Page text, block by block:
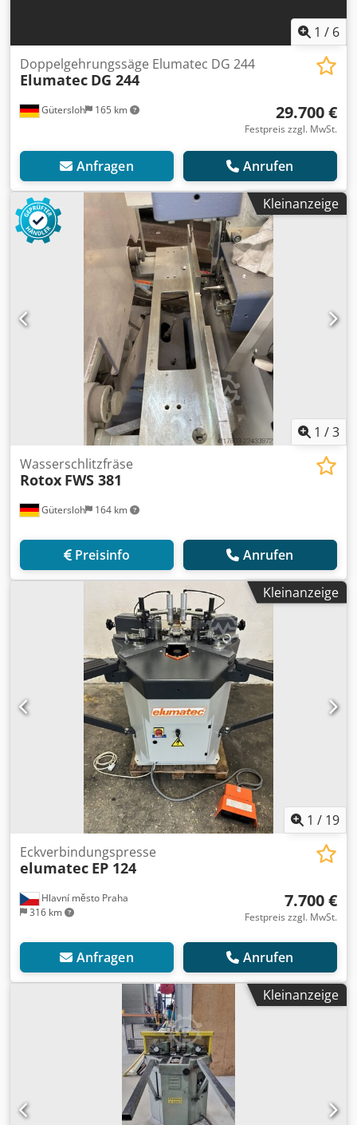
1 / 6
Gütersloh 165 km
Doppelgehrungssäge Elumatec DG 244
Elumatec DG 244
29.700 €
Festpreis zzgl. MwSt.
Anfragen Anrufen
Kleinanzeige
1 /3
Gütersloh 164 km
Wasserschlitzfräse
Rotox FWS 381
Preisinfo Anrufen
Kleinanzeige
1 / 19
Hlavní město Praha
316 km
Eckverbindungspresse
elumatec EP 124
7.700 €
Festpreis zzgl. MwSt.
Anfragen Anrufen
Kleinanzeige